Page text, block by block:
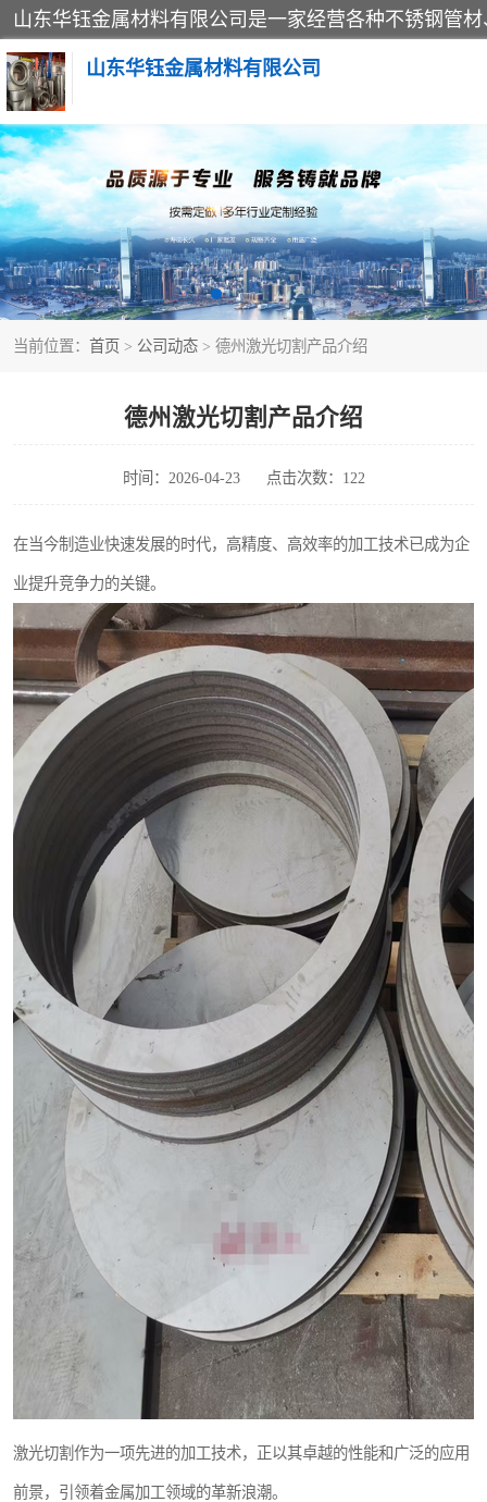
山东华钰金属材料有限公司
当前位置： 首页 > 公司动态 > 德州激光切割产品介绍
德州激光切割产品介绍
时间：2026-04-23 点击次数：122
在当今制造业快速发展的时代，高精度、高效率的加工技术已成为企
业提升竞争力的关键。
激光切割作为一项先进的加工技术，正以其卓越的性能和广泛的应用
前景，引领着金属加工领域的革新浪潮。
不锈钢管
管件标准件
不锈钢人孔
不锈钢角钢